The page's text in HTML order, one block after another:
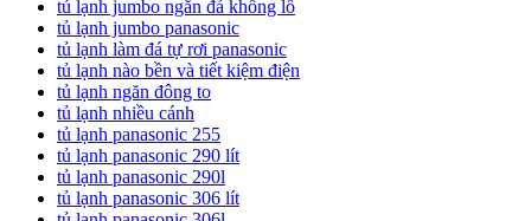
tủ lạnh jumbo ngăn đá khổng lồ
tủ lạnh jumbo panasonic
tủ lạnh làm đá tự rơi panasonic
tủ lạnh nào bền và tiết kiệm điện
tủ lạnh ngăn đông to
tủ lạnh nhiều cánh
tủ lạnh panasonic 255
tủ lạnh panasonic 290 lít
tủ lạnh panasonic 290l
tủ lạnh panasonic 306 lít